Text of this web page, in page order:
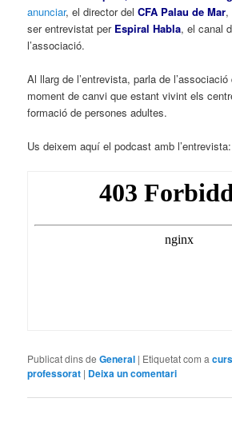
anunciar, el director delCFA Palau de Mar
ser entrevistat per Espiral Habla, el canal
l’associació.
Al llarg de l’entrevista, parla de
moment de canvi que estant vivint els
formació de persones adultes.
Us deixem aquí el podcast amb l’entrevista:
Publicat dins de General | Etiquetat com a
professorat | Deixa un comentari